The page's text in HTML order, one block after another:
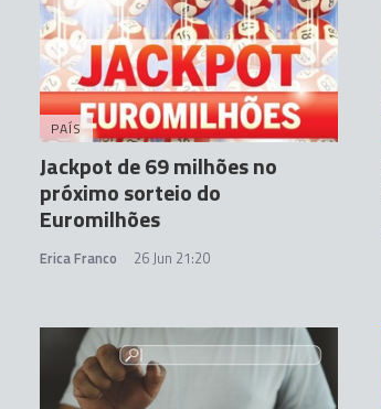
PAÍS
Jackpot de 69 milhões no
próximo sorteio do
Euromilhões
Erica Franco 26 Jun 21:20